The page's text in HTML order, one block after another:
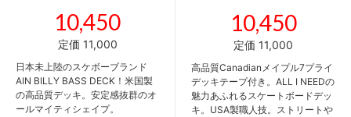
10,450
定価 11,000
日本未上陸のスケボーブランド
AIN BILLY BASS DECK！米国製
の高品質デッキ。安定感抜群のオ
ールマイティシェイプ。
10,450
定価 11,000
高品質Canadianメイプル7プライ
デッキテープ付き。ALL I NEEDの
魅力あふれるスケートボードデッ
キ。USA製職人技。ストリートや